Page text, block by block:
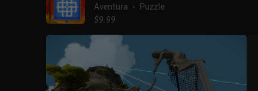
Aventura
Puzzle
$9.99